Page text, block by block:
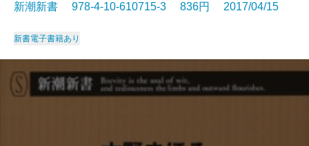
新潮新書 978-4-10-610715-3 836円 2017/04/15
新書電子書籍あり